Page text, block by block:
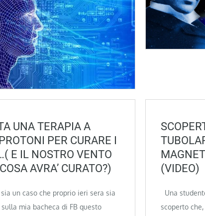
UNA TERAPIA A
PER CURARE I
E IL NOSTRO VENTO
AVRA’ CURATO?)
un caso che proprio ieri sera sia
mia bacheca di FB questo
(VIDEO)
Una
scoperto